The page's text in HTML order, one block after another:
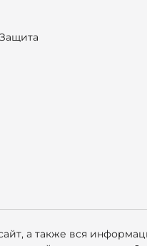
а также вся